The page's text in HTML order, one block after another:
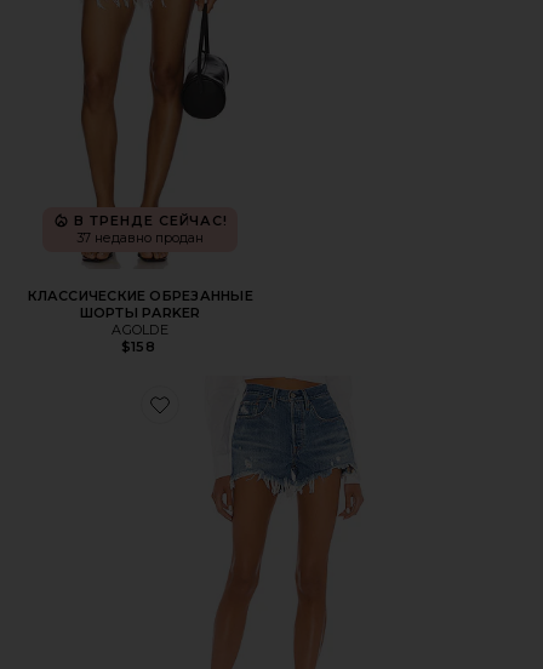
В ТРЕНДЕ СЕЙЧАС!
37 недавно продан
КЛАССИЧЕСКИЕ ОБРЕЗАННЫЕ
ШОРТЫ PARKER
AGOLDE
$158
Favorite ДЖИНСОВЫЕ ШОРТЫ 501 ORIGINAL